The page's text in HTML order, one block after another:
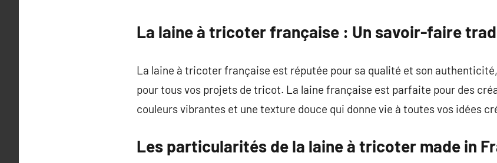
La laine à tricoter française : Un savoir-faire
La laine à tricoter française est réputée pour sa qualité et son
pour tous vos projets de tricot. La laine française est parfaite pour des
couleurs vibrantes et une texture douce qui donne vie à toutes vos idées
Les particularités de la laine à tricoter made in